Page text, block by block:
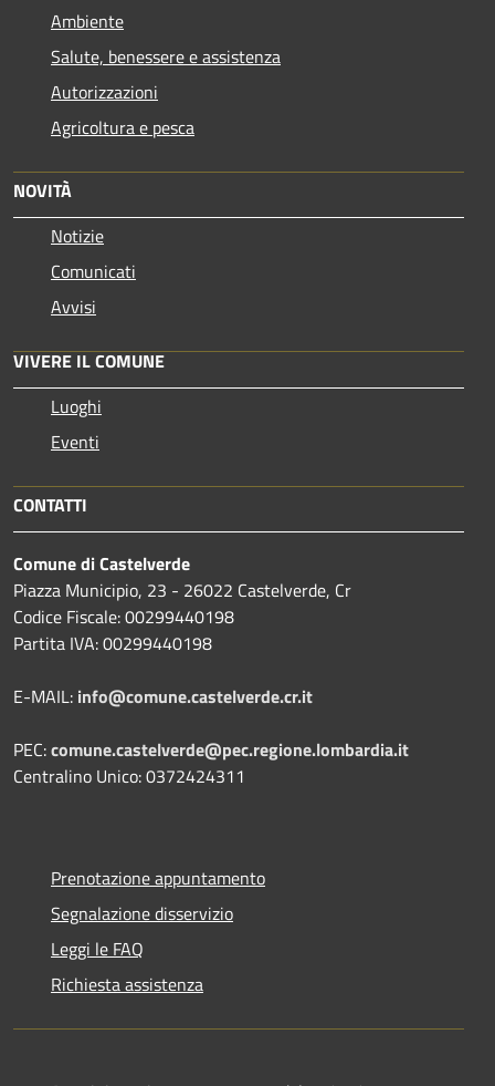
Ambiente
Salute, benessere e assistenza
Autorizzazioni
Agricoltura e pesca
NOVITÀ
Notizie
Comunicati
Avvisi
VIVERE IL COMUNE
Luoghi
Eventi
CONTATTI
Comune di Castelverde
Piazza Municipio, 23 - 26022 Castelverde, Cr
Codice Fiscale: 00299440198
Partita IVA: 00299440198
E-MAIL: info@comune.castelverde.cr.it
PEC:comune.castelverde@pec.regione.lombardia.it
Centralino Unico: 0372424311
Prenotazione appuntamento
Segnalazione disservizio
Leggi le FAQ
Richiesta assistenza